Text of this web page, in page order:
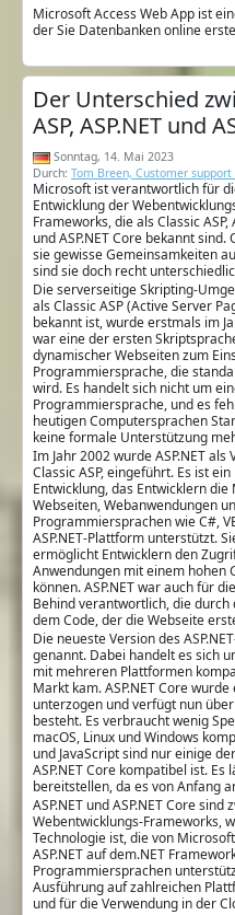
Microsoft Access Web App ist
der Sie Datenbanken online
Der Unterschied
ASP, ASP.NET und
Sonntag, 14. Mai 2023
Durch: Tom Breen, Customer support
Microsoft ist verantwortlich für
Entwicklung der
Frameworks, die als Classic ASP,
und ASP.NET Core bekannt sind.
sie gewisse Gemeinsamkeiten
sind sie doch recht
Die serverseitige Skripting-
als Classic ASP (Active Server
bekannt ist, wurde erstmals im
war eine der ersten
dynamischer Webseiten zum
Programmiersprache, die
wird. Es handelt sich nicht um
Programmiersprache, und es
heutigen Computersprachen
keine formale Unterstützung
Im Jahr 2002 wurde ASP.NET
Classic ASP, eingeführt. Es ist
Entwicklung, das Entwicklern
Webseiten, Webanwendungen
Programmiersprachen wie C#,
ASP.NET-Plattform unterstützt.
ermöglicht Entwicklern den
Anwendungen mit einem hohen
können. ASP.NET war auch für
Behind verantwortlich, die
dem Code, der die Webseite
Die neueste Version des
genannt. Dabei handelt es sich
mit mehreren Plattformen
Markt kam. ASP.NET Core
unterzogen und verfügt nun
besteht. Es verbraucht wenig
macOS, Linux und Windows
und JavaScript sind nur einige
ASP.NET Core kompatibel ist.
bereitstellen, da es von Anfang
ASP.NET und ASP.NET Core
Webentwicklungs-Frameworks,
Technologie ist, die von
ASP.NET auf dem.NET
Programmiersprachen
Ausführung auf zahlreichen
und für die Verwendung in der